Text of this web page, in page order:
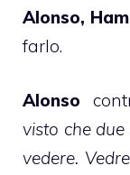
Alonso,
farlo.
Alonso
visto che
vedere.